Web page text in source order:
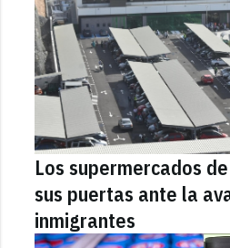
Los supermercados
sus puertas ante la
inmigrantes